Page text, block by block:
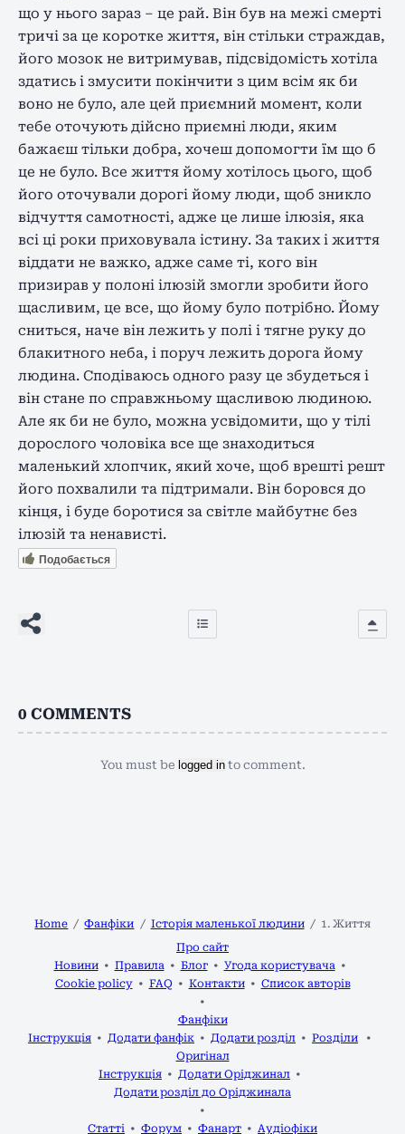
що у нього зараз – це рай. Він був на межі смерті
тричі за це коротке життя, він стільки страждав,
його мозок не витримував, підсвідомість хотіла
здатись і змусити покінчити з цим всім як би
воно не було, але цей приємний момент, коли
тебе оточують дійсно приємні люди, яким
бажаєш тільки добра, хочеш допомогти їм що б
це не було. Все життя йому хотілось цього, щоб
його оточували дорогі йому люди, щоб зникло
відчуття самотності, адже це лише ілюзія, яка
всі ці роки приховувала істину. За таких і життя
віддати не важко, адже саме ті, кого він
призирав у полоні ілюзій змогли зробити його
щасливим, це все, що йому було потрібно. Йому
сниться, наче він лежить у полі і тягне руку до
блакитного неба, і поруч лежить дорога йому
людина. Сподіваюсь одного разу це збудеться і
він стане по справжньому щасливою людиною.
Але як би не було, можна усвідомити, що у тілі
дорослого чоловіка все ще знаходиться
маленький хлопчик, який хоче, щоб врешті решт
його похвалили та підтримали. Він боровся до
кінця, і буде боротися за світле майбутнє без
ілюзій та ненависті.
Подобається
0 COMMENTS
You must be logged into comment.
Home Фанфіки Історія маленької людини
1. Життя
Про сайт
Новини
Правила Блог
Угода користувача
Cookie policy
FAQ Контакти Список авторів
Фанфіки
Інструкція
Додати фанфік Додати розділ
Розділи
Оригінал
Інструкція
Додати Оріджинал
Додати розділ до Оріджинала
Статті Форум Фанарт Аудіофіки